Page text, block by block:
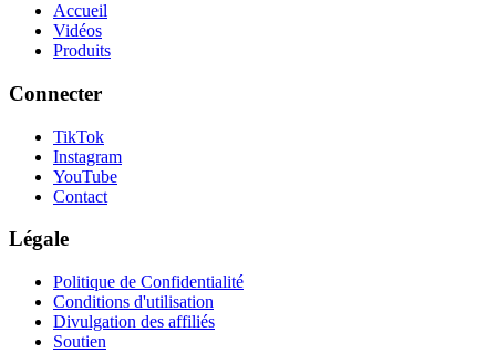
Accueil
Vidéos
Produits
Connecter
TikTok
Instagram
YouTube
Contact
Légale
Politique de Confidentialité
Conditions d'utilisation
Divulgation des affiliés
Soutien